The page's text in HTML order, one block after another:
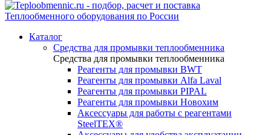
Каталог
Средства для промывки теплообменника
Средства для промывки теплообменника
Реагенты для промывки BWT
Реагенты для промывки Alfa Laval
Реагенты для промывки PIPAL
Реагенты для промывки Новохим
Аксессуары для работы с реагентами
SteelTEX®